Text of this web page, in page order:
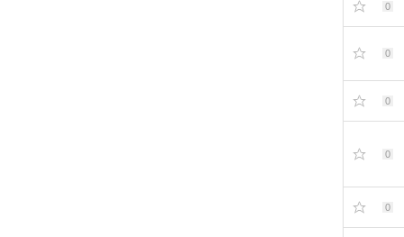
0
0
0
0
0